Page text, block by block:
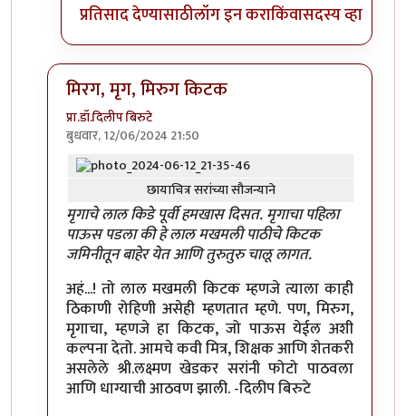
प्रतिसाद देण्यासाठीलॉग इन कराकिंवासदस्य व्हा
मिरग, मृग, मिरुग किटक
प्रा.डॉ.दिलीप बिरुटे
बुधवार, 12/06/2024 21:50
In reply to'किडे' आवडले. by प्रचेतस
छायाचित्र सरांच्या सौजन्याने
मृगाचे लाल किडे पूर्वी हमखास दिसत. मृगाचा पहिला
पाऊस पडला की हे लाल मखमली पाठीचे किटक
जमिनीतून बाहेर येत आणि तुरुतुरु चालू लागत.
अहं...! तो लाल मखमली किटक म्हणजे त्याला काही
ठिकाणी रोहिणी असेही म्हणतात म्हणे. पण, मिरुग,
मृगाचा, म्हणजे हा किटक, जो पाऊस येईल अशी
कल्पना देतो. आमचे कवी मित्र, शिक्षक आणि शेतकरी
असलेले श्री.लक्ष्मण खेडकर सरांनी फोटो पाठवला
आणि धाग्याची आठवण झाली. -दिलीप बिरुटे